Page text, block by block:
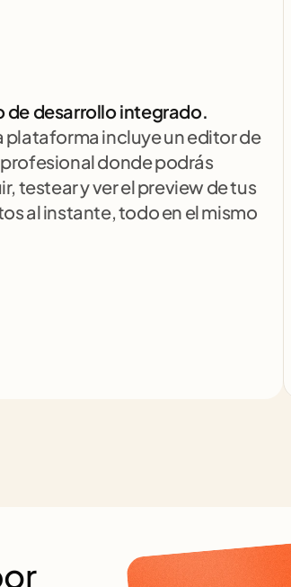
de desarrollo integrado.
plataforma incluye un editor de
donde podrás
testear y ver el preview de tus
al instante, todo en el mismo